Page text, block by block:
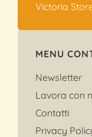
Victoria
MENU
Newsletter
Lavora con
Contatti
Privacy